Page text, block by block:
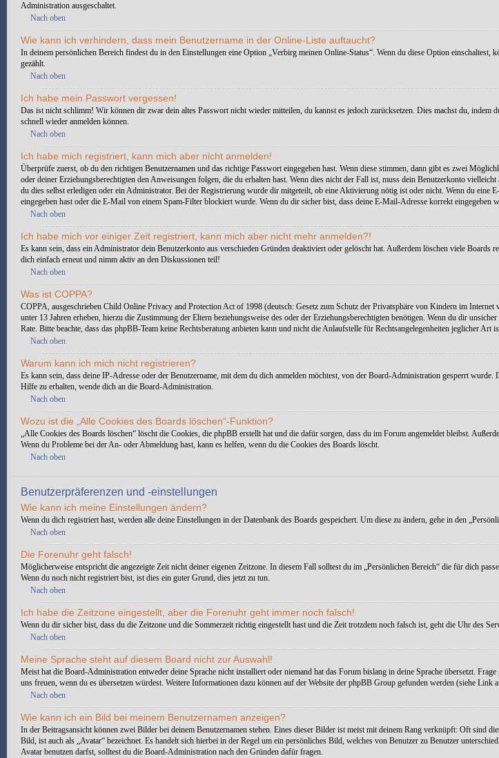
Administration ausgeschaltet.
Nach oben
Wie kann ich verhindern, dass mein Benutzername in der Online-Liste auftaucht?
In deinem persönlichen Bereich findest du in den Einstellungen eine Option „Verbirg meinen Online-Status“. Wenn du diese Option
gezählt.
Nach oben
Ich habe mein Passwort vergessen!
Das ist nicht schlimm! Wir können dir zwar dein altes Passwort nicht wieder mitteilen, du kannst es jedoch zurücksetzen. Dies machst du,
schnell wieder anmelden können.
Nach oben
Ich habe mich registriert, kann mich aber nicht anmelden!
Überprüfe zuerst, ob du den richtigen Benutzernamen und das richtige Passwort eingegeben hast. Wenn diese stimmen, dann gibt es zwei
oder deiner Erziehungsberechtigten den Anweisungen folgen, die du erhalten hast. Wenn dies nicht der Fall ist, muss dein Benutzerkonto
du dies selbst erledigen oder ein Administrator. Bei der Registrierung wurde dir mitgeteilt, ob eine Aktivierung nötig ist oder nicht. Wenn du
eingegeben hast oder die E-Mail von einem Spam-Filter blockiert wurde. Wenn du dir sicher bist, dass deine E-Mail-Adresse korrekt eingegeben
Nach oben
Ich habe mich vor einiger Zeit registriert, kann mich aber nicht mehr anmelden?!
Es kann sein, dass ein Administrator dein Benutzerkonto aus verschieden Gründen deaktiviert oder gelöscht hat. Außerdem löschen viele
dich einfach erneut und nimm aktiv an den Diskussionen teil!
Nach oben
Was ist COPPA?
COPPA, ausgeschrieben Child Online Privacy and Protection Act of 1998 (deutsch: Gesetz zum Schutz der Privatsphäre von Kindern im
unter 13 Jahren erheben, hierzu die Zustimmung der Eltern beziehungsweise des oder der Erziehungsberechtigten benötigen. Wenn du dir
Rate. Bitte beachte, dass das phpBB-Team keine Rechtsberatung anbieten kann und nicht die Anlaufstelle für Rechtsangelegenheiten jeglicher Art
Nach oben
Warum kann ich mich nicht registrieren?
Es kann sein, dass deine IP-Adresse oder der Benutzername, mit dem du dich anmelden möchtest, von der Board-Administration gesperrt
Hilfe zu erhalten, wende dich an die Board-Administration.
Nach oben
Wozu ist die „Alle Cookies des Boards löschen“-Funktion?
„Alle Cookies des Boards löschen“ löscht die Cookies, die phpBB erstellt hat und die dafür sorgen, dass du im Forum angemeldet bleibst.
Wenn du Probleme bei der An- oder Abmeldung hast, kann es helfen, wenn du die Cookies des Boards löscht.
Nach oben
Benutzerpräferenzen und -einstellungen
Wie kann ich meine Einstellungen ändern?
Wenn du dich registriert hast, werden alle deine Einstellungen in der Datenbank des Boards gespeichert. Um diese zu ändern, gehe in den
Nach oben
Die Forenuhr geht falsch!
Möglicherweise entspricht die angezeigte Zeit nicht deiner eigenen Zeitzone. In diesem Fall solltest du im „Persönlichen Bereich“ die für dich
Wenn du noch nicht registriert bist, ist dies ein guter Grund, dies jetzt zu tun.
Nach oben
Ich habe die Zeitzone eingestellt, aber die Forenuhr geht immer noch falsch!
Wenn du dir sicher bist, dass du die Zeitzone und die Sommerzeit richtig eingestellt hast und die Zeit trotzdem noch falsch ist, geht die Uhr des
Nach oben
Meine Sprache steht auf diesem Board nicht zur Auswahl!
Meist hat die Board-Administration entweder deine Sprache nicht installiert oder niemand hat das Forum bislang in deine Sprache übersetzt.
uns freuen, wenn du es übersetzen würdest. Weitere Informationen dazu können auf der Website der phpBB Group gefunden werden (siehe Link
Nach oben
Wie kann ich ein Bild bei meinem Benutzernamen anzeigen?
In der Beitragsansicht können zwei Bilder bei deinem Benutzernamen stehen. Eines dieser Bilder ist meist mit deinem Rang verknüpft: Oft sind
Bild, ist auch als „Avatar“ bezeichnet. Es handelt sich hierbei in der Regel um ein persönliches Bild, welches von Benutzer zu Benutzer
Avatar benutzen darfst, solltest du die Board-Administration nach den Gründen dafür fragen.